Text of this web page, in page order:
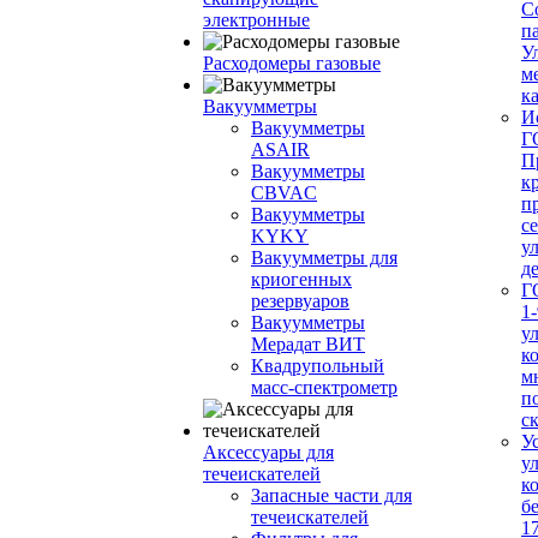
электронные
Расходомеры газовые
Вакуумметры
Вакуумметры
ASAIR
Вакуумметры
CBVAC
Вакуумметры
KYKY
Вакуумметры для
криогенных
резервуаров
Вакуумметры
Мерадат ВИТ
Квадрупольный
масс-спектрометр
Аксессуары для
течеискателей
Запасные части для
течеискателей